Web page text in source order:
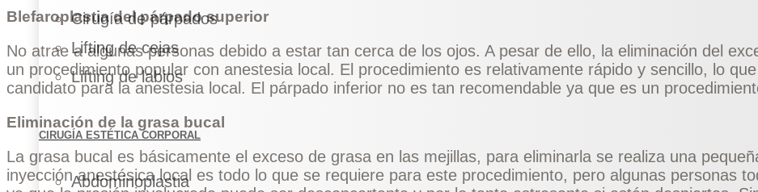
Cirugía de párpados
Lifting de cejas
Lifting de labios
CIRUGÍA ESTÉTICA CORPORAL
Abdominoplastia
Blefaroplastia del párpado superior
No atrae a algunas personas debido a estar tan cerca de los ojos. A pesar de ello, la eliminación del
un procedimiento popular con anestesia local. El procedimiento es relativamente rápido y sencillo, lo
candidato para la anestesia local. El párpado inferior no es tan recomendable ya que es un
Eliminación de la grasa bucal
La grasa bucal es básicamente el exceso de grasa en las mejillas, para eliminarla se realiza una
inyección anestésica local es todo lo que se requiere para este procedimiento, pero algunas personas